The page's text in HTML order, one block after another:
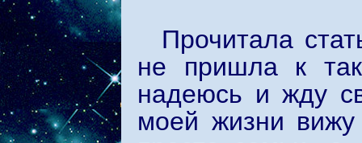
Прочитала
не пришла к
надеюсь и жду
моей жизни